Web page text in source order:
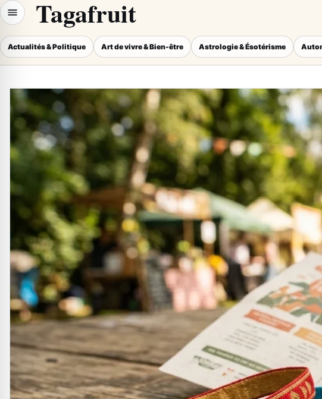
Tagafruit
Actualités & Politique Art de vivre & Bien-être Astrologie & Ésotérisme